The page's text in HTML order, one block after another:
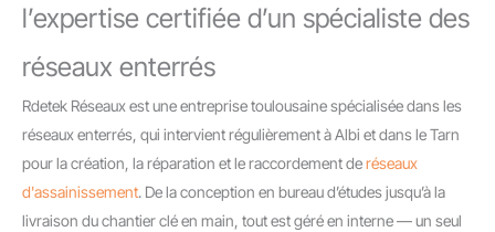
l’expertise certifiée d’un spécialiste des
réseaux enterrés
Rdetek Réseaux est une entreprise toulousaine spécialisée dans les
réseaux enterrés, qui intervient régulièrement à Albi et dans le Tarn
pour la création, la réparation et le raccordement deréseaux
d'assainissement. De la conception en bureau d’études jusqu’à la
livraison du chantier clé en main, tout est géré en interne — un seul